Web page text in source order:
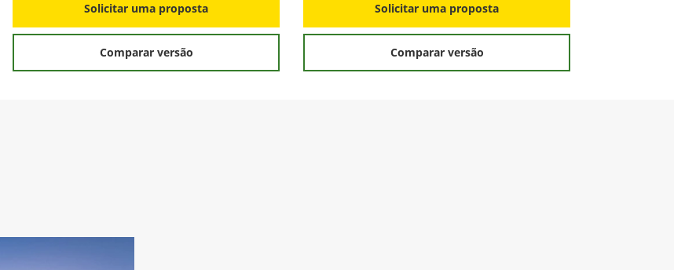
Solicitar uma proposta
Comparar versão
Solicitar uma proposta
Comparar versão